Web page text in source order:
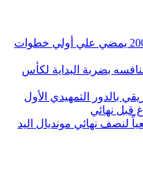
نجم شباب الاتحاد السكندري 2007 يمضي علي أولي خطوات
بضربة البداية لكأس
بالدور التمهيدي الأول
قبل نهائي
لنصف نهائي مونديال اليد